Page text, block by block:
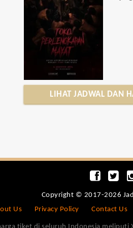
LIHAT JADWAL DAN
Copyright © 2017-2026
Us
Privacy Policy Contact Us